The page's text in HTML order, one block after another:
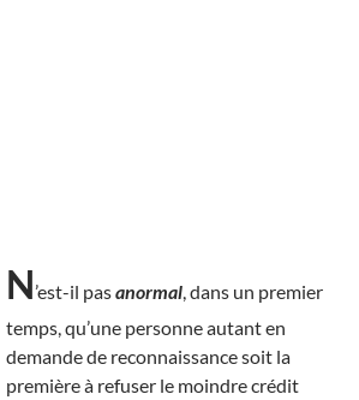
N’est-il pasanormal , dans un premier
temps, qu’une personne autant en
demande de reconnaissance soit la
première à refuser le moindre crédit